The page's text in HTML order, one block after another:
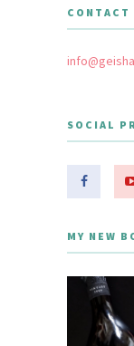
CONTACT
SOCIAL
MY NEW